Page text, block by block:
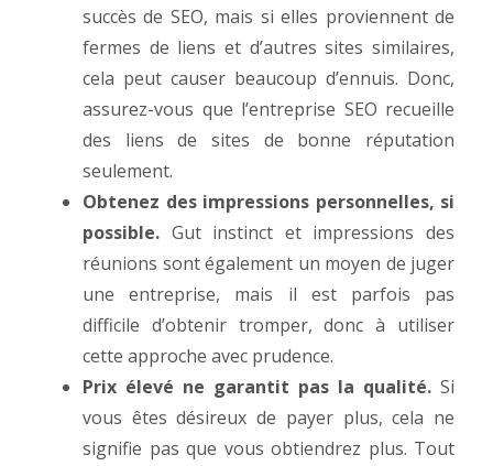
succès de SEO, mais si elles proviennent de
fermes de liens et d’autres sites similaires,
cela peut causer beaucoup d’ennuis. Donc,
assurez-vous que l’entreprise SEO recueille
des liens de sites de bonne réputation
seulement.
Obtenez des impressions personnelles, si
possible. Gut instinct et impressions des
réunions sont également un moyen de juger
une entreprise, mais il est parfois pas
difficile d’obtenir tromper, donc à utiliser
cette approche avec prudence.
Prix élevé ne garantit pas la qualité. Si
vous êtes désireux de payer plus, cela ne
signifie pas que vous obtiendrez plus. Tout